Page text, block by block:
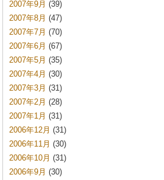
2007年9月 (39)
2007年8月 (47)
2007年7月 (70)
2007年6月 (67)
2007年5月 (35)
2007年4月 (30)
2007年3月 (31)
2007年2月 (28)
2007年1月 (31)
2006年12月 (31)
2006年11月 (30)
2006年10月 (31)
2006年9月 (30)